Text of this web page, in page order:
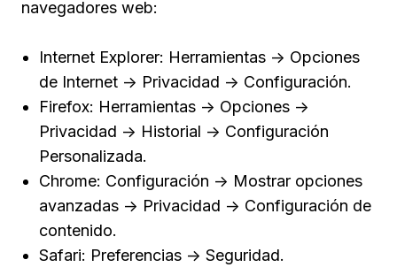
navegadores web:
Internet Explorer: Herramientas -> Opciones
de Internet -> Privacidad -> Configuración.
Firefox: Herramientas -> Opciones ->
Privacidad -> Historial -> Configuración
Personalizada.
Chrome: Configuración -> Mostrar opciones
avanzadas -> Privacidad -> Configuración de
contenido.
Safari: Preferencias -> Seguridad.